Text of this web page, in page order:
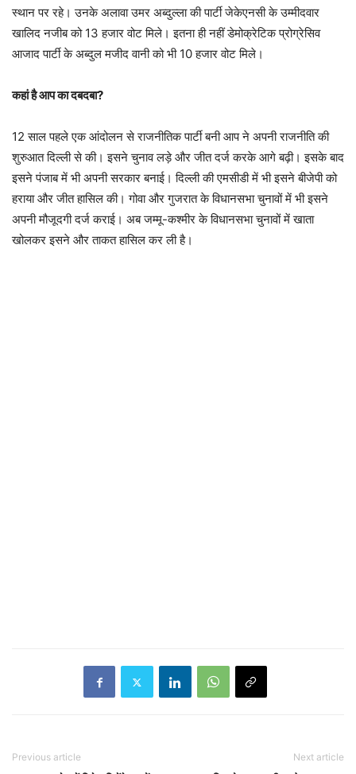
स्थान पर रहे। उनके अलावा उमर अब्दुल्ला की पार्टी जेकेएनसी के उम्मीदवार
खालिद नजीब को 13 हजार वोट मिले। इतना ही नहीं डेमोक्रेटिक प्रोग्रेसिव
आजाद पार्टी के अब्दुल मजीद वानी को भी 10 हजार वोट मिले।
कहां है आप का दबदबा?
12 साल पहले एक आंदोलन से राजनीतिक पार्टी बनी आप ने अपनी राजनीति की
शुरुआत दिल्ली से की। इसने चुनाव लड़े और जीत दर्ज करके आगे बढ़ी। इसके बाद
इसने पंजाब में भी अपनी सरकार बनाई। दिल्ली की एमसीडी में भी इसने बीजेपी को
हराया और जीत हासिल की। ​​गोवा और गुजरात के विधानसभा चुनावों में भी इसने
अपनी मौजूदगी दर्ज कराई। अब जम्मू-कश्मीर के विधानसभा चुनावों में खाता
खोलकर इसने और ताकत हासिल कर ली है।
Previous article Next article